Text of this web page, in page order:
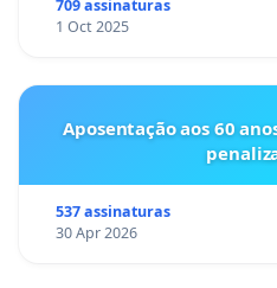
709 assinaturas
1 Oct 2025
Aposentação aos 60
537 assinaturas
30 Apr 2026